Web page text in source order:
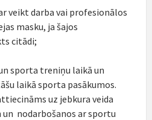
veikt darba vai profesionālos
masku, ja šajos
citādi;
sporta treniņu laikā un
laikā sporta pasākumos.
uz jebkura veida
nodarbošanos ar sportu